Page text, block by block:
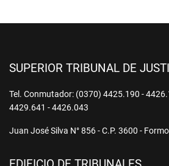
SUPERIOR TRIBUNAL DE
Tel. Conmutador: (0370) 4425.190 -
4429.641 - 4426.043
Juan José Silva N° 856 - C.P. 3600 -